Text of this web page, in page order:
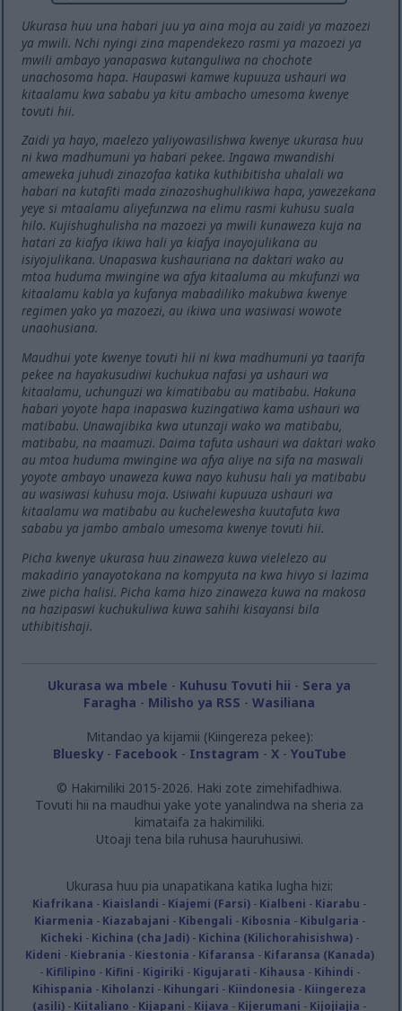
Ukurasa huu una habari juu ya aina moja au zaidi ya mazoezi
ya mwili. Nchi nyingi zina mapendekezo rasmi ya mazoezi ya
mwili ambayo yanapaswa kutanguliwa na chochote
unachosoma hapa. Haupaswi kamwe kupuuza ushauri wa
kitaalamu kwa sababu ya kitu ambacho umesoma kwenye
tovuti hii.
Zaidi ya hayo, maelezo yaliyowasilishwa kwenye ukurasa huu
ni kwa madhumuni ya habari pekee. Ingawa mwandishi
ameweka juhudi zinazofaa katika kuthibitisha uhalali wa
habari na kutafiti mada zinazoshughulikiwa hapa, yawezekana
yeye si mtaalamu aliyefunzwa na elimu rasmi kuhusu suala
hilo. Kujishughulisha na mazoezi ya mwili kunaweza kuja na
hatari za kiafya ikiwa hali ya kiafya inayojulikana au
isiyojulikana. Unapaswa kushauriana na daktari wako au
mtoa huduma mwingine wa afya kitaaluma au mkufunzi wa
kitaalamu kabla ya kufanya mabadiliko makubwa kwenye
regimen yako ya mazoezi, au ikiwa una wasiwasi wowote
unaohusiana.
Maudhui yote kwenye tovuti hii ni kwa madhumuni ya taarifa
pekee na hayakusudiwi kuchukua nafasi ya ushauri wa
kitaalamu, uchunguzi wa kimatibabu au matibabu. Hakuna
habari yoyote hapa inapaswa kuzingatiwa kama ushauri wa
matibabu. Unawajibika kwa utunzaji wako wa matibabu,
matibabu, na maamuzi. Daima tafuta ushauri wa daktari wako
au mtoa huduma mwingine wa afya aliye na sifa na maswali
yoyote ambayo unaweza kuwa nayo kuhusu hali ya matibabu
au wasiwasi kuhusu moja. Usiwahi kupuuza ushauri wa
kitaalamu wa matibabu au kuchelewesha kuutafuta kwa
sababu ya jambo ambalo umesoma kwenye tovuti hii.
Picha kwenye ukurasa huu zinaweza kuwa vielelezo au
makadirio yanayotokana na kompyuta na kwa hivyo si lazima
ziwe picha halisi. Picha kama hizo zinaweza kuwa na makosa
na hazipaswi kuchukuliwa kuwa sahihi kisayansi bila
uthibitishaji.
Ukurasa wa mbele - Kuhusu Tovuti hii - Sera ya
Faragha - Milisho ya RSS -Wasiliana
Mitandao ya kijamii (Kiingereza pekee):
Bluesky- Facebook - Instagram - X- YouTube
© Hakimiliki 2015-2026. Haki zote zimehifadhiwa.
Tovuti hii na maudhui yake yote yanalindwa na sheria za
kimataifa za hakimiliki.
Utoaji tena bila ruhusa hauruhusiwi.
Ukurasa huu pia unapatikana katika lugha hizi:
Kiafrikana - Kiaislandi - Kiajemi (Farsi) - Kialbeni - Kiarabu -
Kiarmenia - Kiazabajani - Kibengali - Kibosnia - Kibulgaria -
Kicheki - Kichina (cha Jadi)- Kichina (Kilichorahisishwa)-
Kideni - Kiebrania - Kiestonia - Kifaransa - Kifaransa (Kanada)
- Kifilipino - Kifini - Kigiriki - Kigujarati - Kihausa - Kihindi -
Kihispania - Kiholanzi - Kihungari - Kiindonesia - Kiingereza
(asili) - Kiitaliano - Kijapani - Kijava - Kijerumani - Kijojiajia -